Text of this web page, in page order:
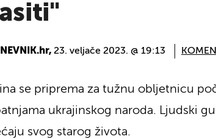
23. veljače 2023. @ 19:13
se priprema za tužnu obljetnicu
ukrajinskog naroda. Ljudski
svog starog života.